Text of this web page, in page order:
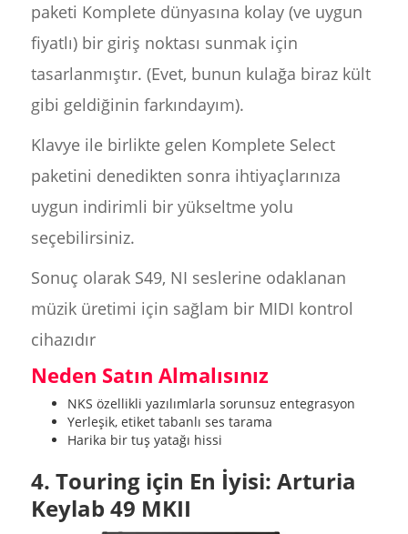
paketi Komplete dünyasına kolay (ve uygun
fiyatlı) bir giriş noktası sunmak için
tasarlanmıştır. (Evet, bunun kulağa biraz kült
gibi geldiğinin farkındayım).
Klavye ile birlikte gelen Komplete Select
paketini denedikten sonra ihtiyaçlarınıza
uygun indirimli bir yükseltme yolu
seçebilirsiniz.
Sonuç olarak S49, NI seslerine odaklanan
müzik üretimi için sağlam bir MIDI kontrol
cihazıdır
Neden Satın Almalısınız
NKS özellikli yazılımlarla sorunsuz entegrasyon
Yerleşik, etiket tabanlı ses tarama
Harika bir tuş yatağı hissi
4. Touring için En İyisi: Arturia
Keylab 49 MKII